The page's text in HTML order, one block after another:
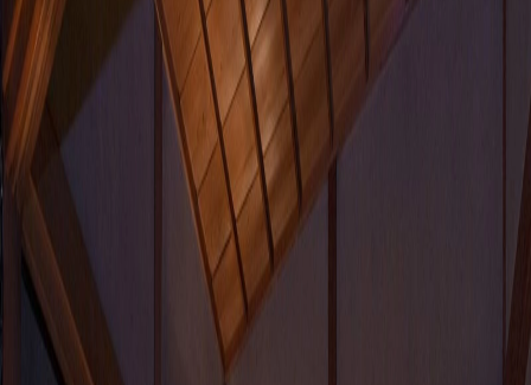
¥118,000以上 / 枚 税抜¥ 118,000
現在サンプル請求を受け付けていません
お知らせを受け取る
サンプル請求ができるようになりましたら、メ
ールが届きます
同じグループ の製品
もっと見る
シリーズの一覧を見る
住まいに息づく安らぎや心地よさは、四季の彩りを大切にし
てきた日本人の心が作ってきたものです。 和の暮らしを大